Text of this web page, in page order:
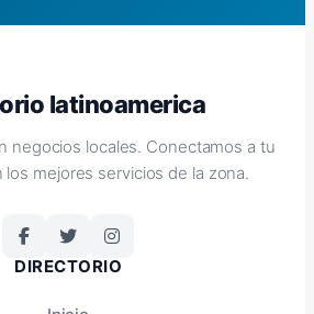
latinoamerica
negocios locales. Conectamos a tu
los mejores servicios de la zona.
DIRECTORIO